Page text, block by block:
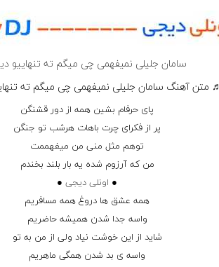
سامان جلیلی نمیفهمی چی میگم ته تنهاییو
♬ متن آهنگ سامان جلیلی نمیفهمی چی میگم ته
پای حرفام بشین همه از دور قشنگن
پر از فکرای چرت باهات هرشب تو جنگن
توهم مثل منی من میفهممت
من که آرزوم شده یه بار بلند بخندم
● اونلی دیجی●
همه عشق ها دروغ همه مسافریم
واسه جدا شدن همیشه حاضریم
شاید از این خوشت نیاد ولی از من به تو
واسه ی بد شدن همگی ماهریم